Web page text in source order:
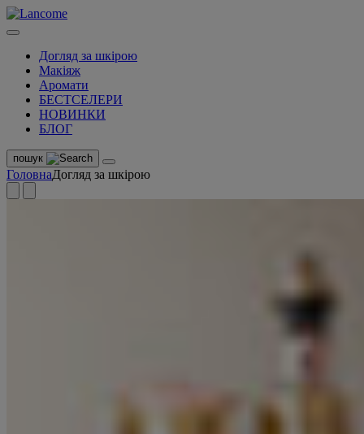
Догляд за шкірою
Макіяж
Аромати
БЕСТСЕЛЕРИ
НОВИНКИ
БЛОГ
пошук
ГоловнаДогляд за шкірою